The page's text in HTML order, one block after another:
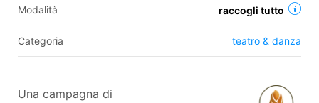
Modalità raccogli tutto
Categoria teatro & danza
Una campagna di